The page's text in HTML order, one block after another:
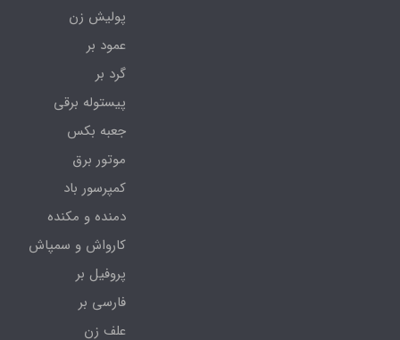
پولیش زن
عمود بر
گرد بر
پیستوله برقی
جعبه بکس
موتور برق
کمپرسور باد
دمنده و مکنده
کارواش و سمپاش
پروفیل بر
فارسی بر
علف زن